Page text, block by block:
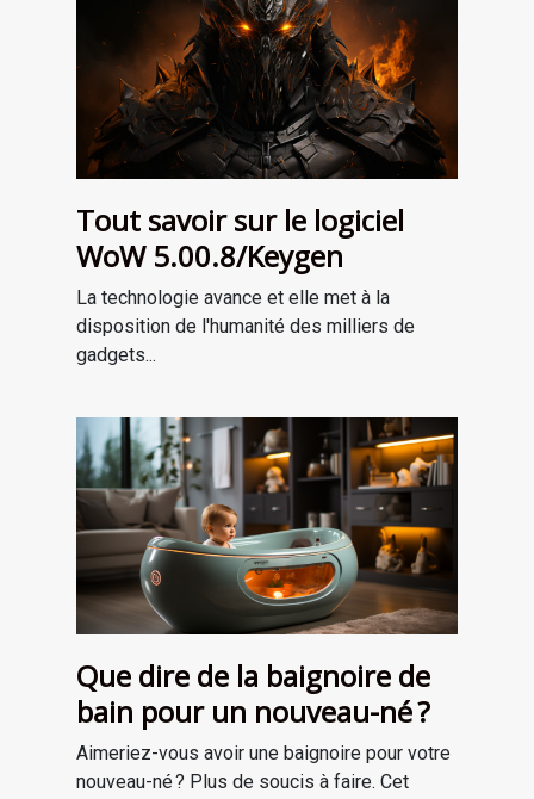
Tout savoir sur le logiciel
WoW 5.00.8/Keygen
La technologie avance et elle met à la
disposition de l'humanité des milliers de
gadgets...
Que dire de la baignoire de
bain pour un nouveau-né ?
Aimeriez-vous avoir une baignoire pour votre
nouveau-né ? Plus de soucis à faire. Cet